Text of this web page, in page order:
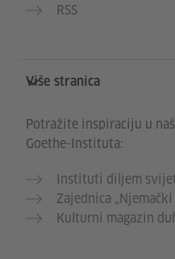
RSS
Više stranica
Potražite inspiraciju u
Goethe-Instituta:
Instituti diljem
Zajednica „Njemački
Kulturni magazin